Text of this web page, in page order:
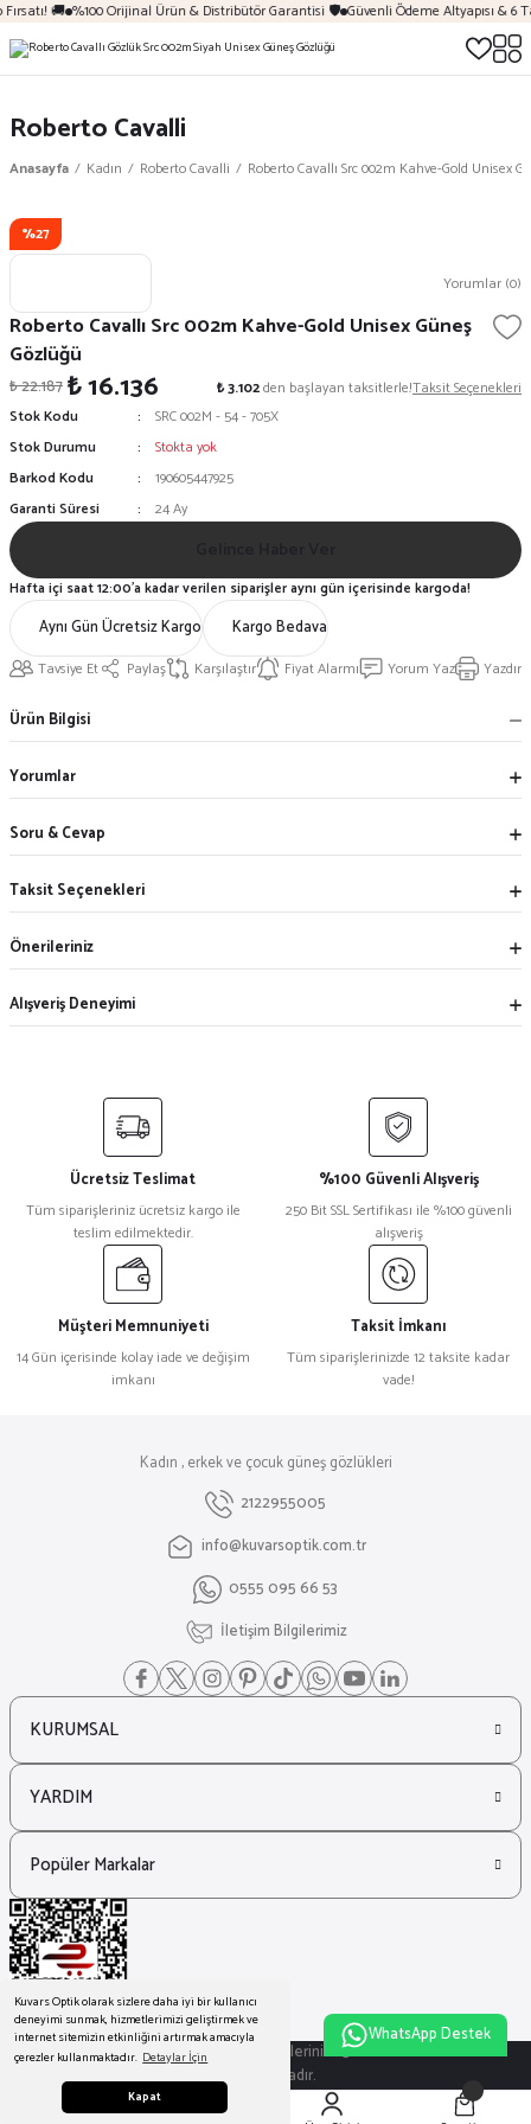
Kuvars Optik olarak sizlere daha iyi bir kullanıcı
deneyimi sunmak, hizmetlerimizi geliştirmek ve
internet sitemizin etkinliğini artırmak amacıyla
çerezler kullanmaktadır. Detaylar İçin
Kapat
🚚 %100 Orijinal Ürün & Distribütör Garantisi 🛡️ Güvenli Ödeme Altyapısı & 6
Roberto Cavalli
Anasayfa Kadın Roberto Cavalli Roberto Cavallı Src 002m Kahve-Gold Unisex
%27
Yorumlar (0)
Roberto Cavallı Src 002m Kahve-Gold Unisex Güneş
Gözlüğü
₺ 22.187₺ 16.136 ₺ 3.102den başlayan taksitlerle!Taksit Seçenekleri
Stok Kodu
SRC 002M - 54 - 705X
Stok Durumu
Stokta yok
Barkod Kodu
190605447925
Garanti Süresi
24 Ay
Aynı Gün Ücretsiz Kargo Kargo Bedava
Tavsiye Et Paylaş Karşılaştır Fiyat Alarmı Yorum Yaz Yazdır
Hafta içi saat 12:00'a kadar verilen siparişler aynı gün içerisinde kargoda!
Ürün Bilgisi
Yorumlar
Soru & Cevap
Taksit Seçenekleri
Önerileriniz
Alışveriş Deneyimi
Ücretsiz Teslimat
Tüm siparişleriniz ücretsiz kargo ile
teslim edilmektedir.
%100 Güvenli Alışveriş
250 Bit SSL Sertifikası ile %100 güvenli
alışveriş
Müşteri Memnuniyeti
14 Gün içerisinde kolay iade ve değişim
imkanı
Taksit İmkanı
Tüm siparişlerinizde 12 taksite kadar
vade!
Kadın , erkek ve çocuk güneş gözlükleri
2122955005
info@kuvarsoptik.com.tr
0555 095 66 53
İletişim Bilgilerimiz
KURUMSAL
YARDIM
Popüler Markalar
© Tüm Hakları Saklıdır. Kredi kartı bilgileriniz 256bit SSL sertifikası ile
korunmaktadır.
WhatsApp Destek
ile